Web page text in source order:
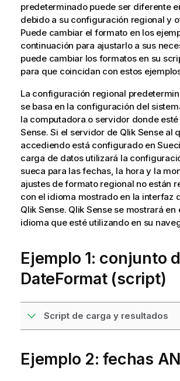
predeterminado puede ser diferente
debido a su configuración regional y
Puede cambiar el formato en los
continuación para ajustarlo a sus
puede cambiar los formatos en su
para que coincidan con estos
La configuración regional
se basa en la configuración del
la computadora o servidor donde
Sense. Si el servidor de Qlik Senseal
accediendo está configurado en
carga de datos utilizará la
sueca para las fechas, la hora y la
ajustes de formato regional no están
con el idioma mostrado en la interfaz
Qlik Sense. Qlik Sensese mostrará en
idioma que esté utilizando en su
Ejemplo 1: conjunto
DateFormat (script)
Script de carga y resultados
Ejemplo 2: fechas